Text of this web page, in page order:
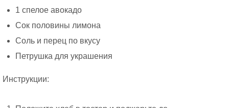
1 спелое авокадо
Сок половины лимона
Соль и перец по вкусу
Петрушка для украшения
Инструкции: